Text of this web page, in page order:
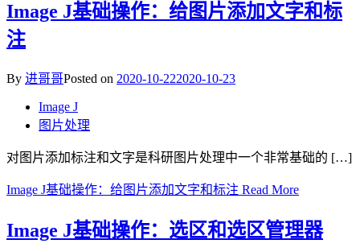
Image J基础操作：给图片添加文字和标
注
By 进哥哥Posted on 2020-10-222020-10-23
Image J
图片处理
对图片添加标注和文字是科研图片处理中一个非常基础的 […]
Image J基础操作：给图片添加文字和标注 Read More
Image J基础操作：选区和选区管理器